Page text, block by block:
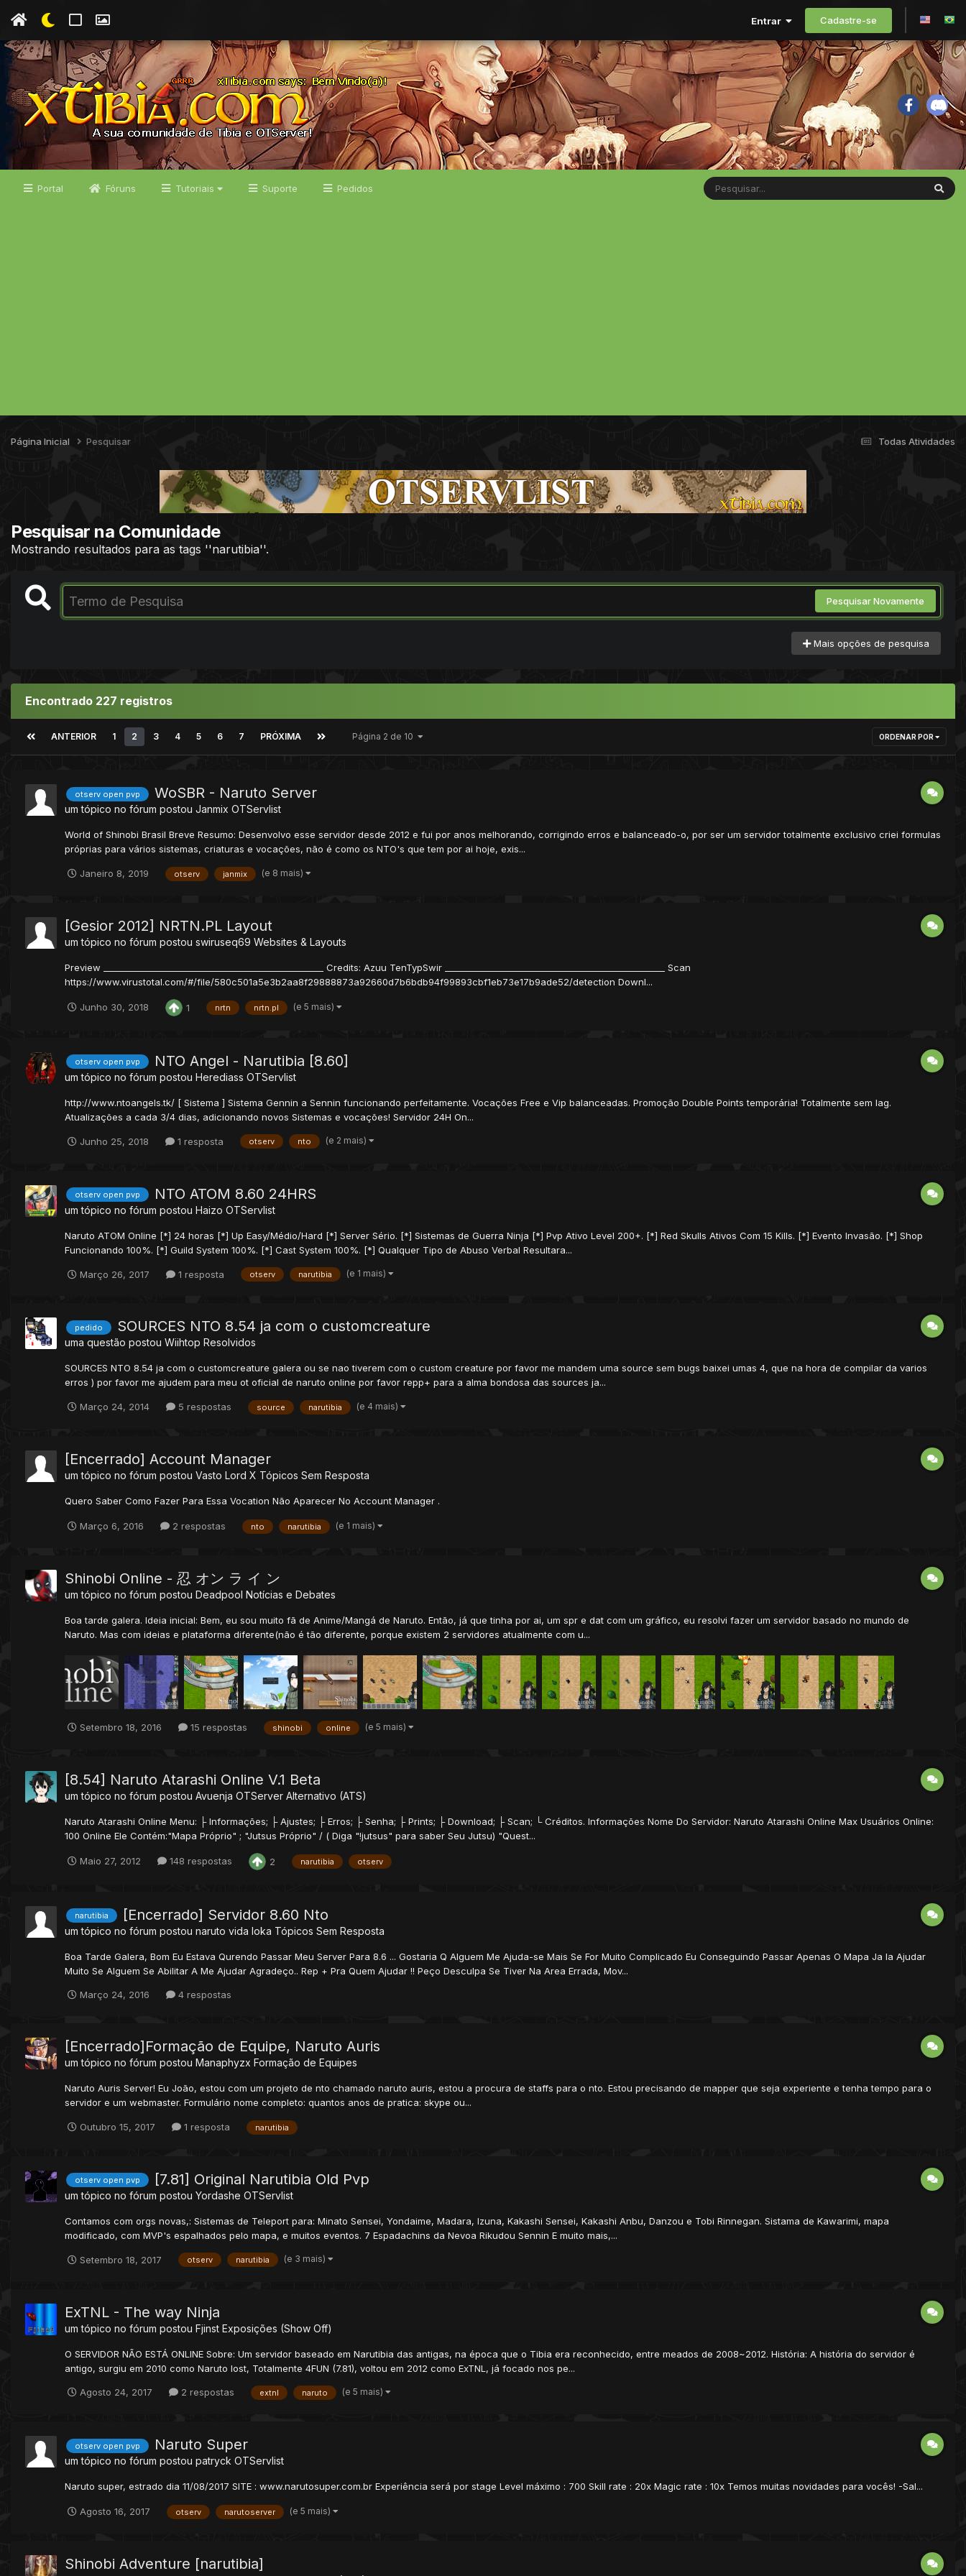
Entrar Cadastre-se
Portal Fóruns Tutoriais Suporte Pedidos
Todas Atividades
Página Inicial Pesquisar
Pesquisar na Comunidade
Mostrando resultados para as tags ''narutibia''.
Pesquisar Novamente
Mais opções de pesquisa
Encontrado 227 registros
ANTERIOR 1 2 3 4 5 6 7 PRÓXIMA Página 2 de 10 ORDENAR POR
otserv open pvp WoSBR - Naruto Server
um tópico no fórum postou Janmix OTServlist
World of Shinobi Brasil Breve Resumo: Desenvolvo esse servidor desde 2012 e fui por anos melhorando, corrigindo erros e balanceado-o, por ser um servidor totalmente exclusivo criei formulas
próprias para vários sistemas, criaturas e vocações, não é como os NTO's que tem por ai hoje, exis...
Janeiro 8, 2019 otserv janmix (e 8 mais)
[Gesior 2012] NRTN.PL Layout
um tópico no fórum postou swiruseq69 Websites & Layouts
Preview ___________________________________________________ Credits: Azuu TenTypSwir ___________________________________________________ Scan
https://www.virustotal.com/#/file/580c501a5e3b2aa8f29888873a92660d7b6bdb94f99893cbf1eb73e17b9ade52/detection Downl...
Junho 30, 2018 1 nrtn nrtn.pl (e 5 mais)
otserv open pvp NTO Angel - Narutibia [8.60]
um tópico no fórum postou Herediass OTServlist
http://www.ntoangels.tk/ [ Sistema ] Sistema Gennin a Sennin funcionando perfeitamente. Vocações Free e Vip balanceadas. Promoção Double Points temporária! Totalmente sem lag.
Atualizações a cada 3/4 dias, adicionando novos Sistemas e vocações! Servidor 24H On...
Junho 25, 2018 1 resposta otserv nto (e 2 mais)
otserv open pvp NTO ATOM 8.60 24HRS
um tópico no fórum postou Haizo OTServlist
Naruto ATOM Online [*] 24 horas [*] Up Easy/Médio/Hard [*] Server Sério. [*] Sistemas de Guerra Ninja [*] Pvp Ativo Level 200+. [*] Red Skulls Ativos Com 15 Kills. [*] Evento Invasão. [*] Shop
Funcionando 100%. [*] Guild System 100%. [*] Cast System 100%. [*] Qualquer Tipo de Abuso Verbal Resultara...
Março 26, 2017 1 resposta otserv narutibia (e 1 mais)
pedido SOURCES NTO 8.54 ja com o customcreature
uma questão postou Wiihtop Resolvidos
SOURCES NTO 8.54 ja com o customcreature galera ou se nao tiverem com o custom creature por favor me mandem uma source sem bugs baixei umas 4, que na hora de compilar da varios
erros ) por favor me ajudem para meu ot oficial de naruto online por favor repp+ para a alma bondosa das sources ja...
Março 24, 2014 5 respostas source narutibia (e 4 mais)
[Encerrado] Account Manager
um tópico no fórum postou Vasto Lord X Tópicos Sem Resposta
Quero Saber Como Fazer Para Essa Vocation Não Aparecer No Account Manager .
Março 6, 2016 2 respostas nto narutibia (e 1 mais)
Shinobi Online - 忍 オン ラ イ ン
um tópico no fórum postou Deadpool Notícias e Debates
Boa tarde galera. Ideia inicial: Bem, eu sou muito fã de Anime/Mangá de Naruto. Então, já que tinha por ai, um spr e dat com um gráfico, eu resolvi fazer um servidor basado no mundo de
Naruto. Mas com ideias e plataforma diferente(não é tão diferente, porque existem 2 servidores atualmente com u...
Setembro 18, 2016 15 respostas shinobi online (e 5 mais)
[8.54] Naruto Atarashi Online V.1 Beta
um tópico no fórum postou Avuenja OTServer Alternativo (ATS)
Naruto Atarashi Online Menu: ├ Informações; ├ Ajustes; ├ Erros; ├ Senha; ├ Prints; ├ Download; ├ Scan; └ Créditos. Informações Nome Do Servidor: Naruto Atarashi Online Max Usuários Online:
100 Online Ele Contém:"Mapa Próprio" ; "Jutsus Próprio" / ( Diga "!jutsus" para saber Seu Jutsu) "Quest...
Maio 27, 2012 148 respostas 2 narutibia otserv
narutibia [Encerrado] Servidor 8.60 Nto
um tópico no fórum postou naruto vida loka Tópicos Sem Resposta
Boa Tarde Galera, Bom Eu Estava Qurendo Passar Meu Server Para 8.6 ... Gostaria Q Alguem Me Ajuda-se Mais Se For Muito Complicado Eu Conseguindo Passar Apenas O Mapa Ja Ia Ajudar
Muito Se Alguem Se Abilitar A Me Ajudar Agradeço.. Rep + Pra Quem Ajudar !! Peço Desculpa Se Tiver Na Area Errada, Mov...
Março 24, 2016 4 respostas
[Encerrado]Formação de Equipe, Naruto Auris
um tópico no fórum postou Manaphyzx Formação de Equipes
Naruto Auris Server! Eu João, estou com um projeto de nto chamado naruto auris, estou a procura de staffs para o nto. Estou precisando de mapper que seja experiente e tenha tempo para o
servidor e um webmaster. Formulário nome completo: quantos anos de pratica: skype ou...
Outubro 15, 2017 1 resposta narutibia
otserv open pvp [7.81] Original Narutibia Old Pvp
um tópico no fórum postou Yordashe OTServlist
Contamos com orgs novas,: Sistemas de Teleport para: Minato Sensei, Yondaime, Madara, Izuna, Kakashi Sensei, Kakashi Anbu, Danzou e Tobi Rinnegan. Sistama de Kawarimi, mapa
modificado, com MVP's espalhados pelo mapa, e muitos eventos. 7 Espadachins da Nevoa Rikudou Sennin E muito mais,...
Setembro 18, 2017 otserv narutibia (e 3 mais)
ExTNL - The way Ninja
um tópico no fórum postou Fjinst Exposições (Show Off)
O SERVIDOR NÃO ESTÁ ONLINE Sobre: Um servidor baseado em Narutibia das antigas, na época que o Tibia era reconhecido, entre meados de 2008~2012. História: A história do servidor é
antigo, surgiu em 2010 como Naruto lost, Totalmente 4FUN (7.81), voltou em 2012 como ExTNL, já focado nos pe...
Agosto 24, 2017 2 respostas extnl naruto (e 5 mais)
otserv open pvp Naruto Super
um tópico no fórum postou patryck OTServlist
Naruto super, estrado dia 11/08/2017 SITE : www.narutosuper.com.br Experiência será por stage Level máximo : 700 Skill rate : 20x Magic rate : 10x Temos muitas novidades para vocês! -Sal...
Agosto 16, 2017 otserv narutoserver (e 5 mais)
Shinobi Adventure [narutibia]